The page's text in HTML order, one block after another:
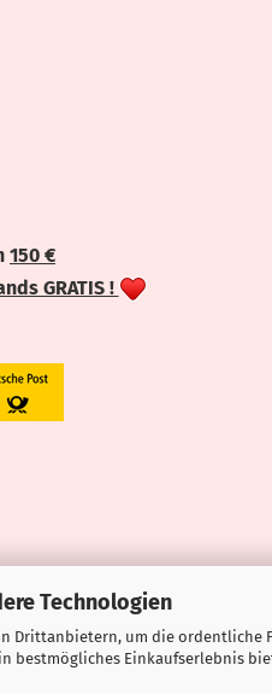
Technologien
Drittanbietern, um die ordentliche
bestmögliches Einkaufserlebnis
150 €
GRATIS !
Webshop